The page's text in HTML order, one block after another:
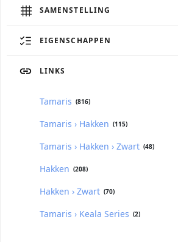
SAMENSTELLING
EIGENSCHAPPEN
LINKS
Tamaris (816)
Tamaris › Hakken (115)
Tamaris › Hakken › Zwart (48)
Hakken (208)
Hakken › Zwart (70)
Tamaris › Keala Series (2)